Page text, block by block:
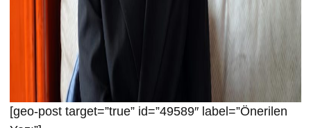
[geo-post target=”true” id=”49589″ label=”Önerilen